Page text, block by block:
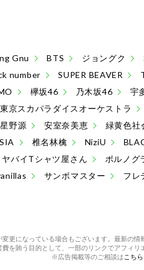
Gnu BTS ジョングク
number SUPER BEAVER
欅坂46 乃木坂46 宇
東京スカパラダイスオーケストラ
星野源 安室奈美恵 緑黄色社
椎名林檎 NiziU
ヤバイTシャツ屋さん ポルノグ
サンボマスター フレ
更になっている場合もございます。最新の情
を賄う目的として、一部のリンクでアフィリ
※広告掲載等のご相談は こちら